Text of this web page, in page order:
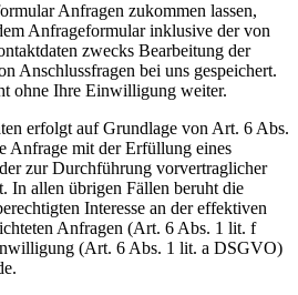
Anfragen zukommen lassen,
Anfrageformular inklusive der von
zwecks Bearbeitung der
Anschlussfragen bei uns gespeichert.
ohne Ihre Einwilligung weiter.
erfolgt auf Grundlage von Art. 6 Abs.
Anfrage mit der Erfüllung eines
zur Durchführung vorvertraglicher
In allen übrigen Fällen beruht die
Interesse an der effektiven
Anfragen (Art. 6 Abs. 1 lit. f
(Art. 6 Abs. 1 lit. a DSGVO)